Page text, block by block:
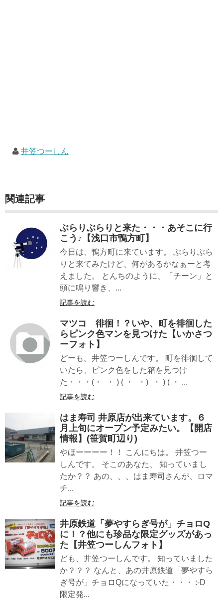
井笠つーしん
関連記事
ぶらりぶらりと来た・・・あそこに行
こう♪【浅口市鴨方町】
今日は、鴨方町に来ています。 ぶらりぶら
りと来てみたけど、何があるかなぁーと考
えました。 とんちのように、「チーン」と
頭に鳴り響き、...
記事を読む
マツコ 徘徊！？いや、町を徘徊した
らピンク色マンを見つけた【いかさつ
ーフォト】
どーも。井笠つーしんです。 町を徘徊して
いたら、ピンク色をした箱を見つけ
た・・・(・_・ ) ( ・_・)_・ ) ( ・ ...
記事を読む
はま寿司 井原店が出来ています。６
月上旬にオープン予定みたい。【開店
情報】(笹賀町辺り)
やほーーーー！！ こんにちは。 井笠つー
しんです。 そこのあなた、 知っていまし
たか？？ あの、、、はま寿司さんが、ロマ
チ...
記事を読む
井原鉄道「夢やすらぎ号が」チョロQ
に！？他にも珍品な限定グッズがあっ
た【井笠つーしんフォト】
ども、井笠つーしんです。 知っていました
か？？？ なんと、あの井原鉄道「夢やすら
ぎ号が」チョロQになっていた・・・ :-D
限定発...